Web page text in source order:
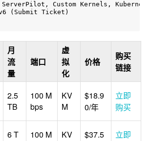
ServerPilot, Custom Kernels,
(Submit Ticket)
月
流
量
端口
虚
拟
化
价格
购买
链接
2.5
TB
100 M
bps
KV
M
$18.9
0/年
立即
购买
6 T
100 M
KV
$37.5
立即